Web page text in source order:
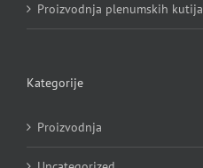
Proizvodnja plenumskih kutija
Kategorije
Proizvodnja